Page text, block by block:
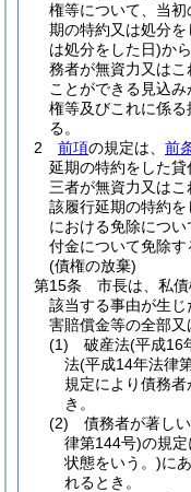
権等について、当初
期の特約又は処分
は処分をした日)か
務者が無資力又は
ことができる見込
権等及びこれに係
る。
2
前項の規定は、 前
延期の特約をした貸
三者が無資力又は
該履行延期の特約を
における免除につ
付金について免除す
(債権の放棄)
第15条
市長は、私債
該当する事由が生
害賠償金等の全部又
(1)
破産法(平成16
法(平成14年法律
規定により債務
き。
(2)
債務者が著し
律第144号)の規
状態をいう。)に
れるとき。